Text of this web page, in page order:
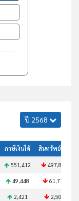
ปี 2568
ภาษีเงินได้ สินทรัพย์รวม
551,412 497,863
49,448 61,716
2,421 2,502